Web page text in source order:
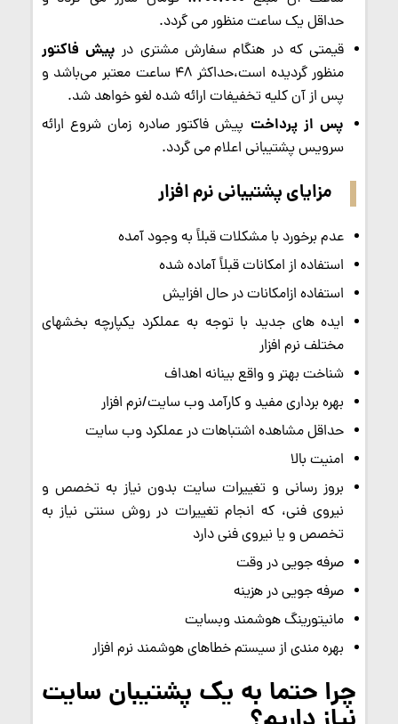
حداقل یک ساعت منظور می گردد.
قیمتی که در هنگام سفارش مشتری در پیش‌ فاکتور
منظور گردیده است،حداکثر 48 ساعت معتبر می‌باشد و
پس از آن کلیه تخفیفات ارائه شده لغو خواهد شد.
پس از پرداخت پیش فاکتور صادره زمان شروع ارائه
سرویس پشتیبانی اعلام می گردد.
مزایای پشتیبانی نرم افزار
عدم برخورد با مشكلات قبلاً به وجود آمده
استفاده از امكانات قبلاً آماده شده
استفاده ازامكانات در حال افزایش
ایده های جدید با توجه به عملكرد یكپارچه بخشهای
مختلف نرم افزار
شناخت بهتر و واقع بینانه اهداف
بهره برداری مفید و كارآمد وب سایت/نرم افزار
حداقل مشاهده اشتباهات در عملكرد وب سایت
امنیت بالا
بروز رسانی و تغییرات سایت بدون نیاز به تخصص و
نیروی فنی، كه انجام تغییرات در روش سنتی نیاز به
تخصص و یا نیروی فنی دارد
صرفه جویی در وقت
صرفه جویی در هزینه
مانیتورینگ هوشمند وبسایت
بهره مندی از سیستم خطاهای هوشمند نرم افزار
چرا حتما به یک پشتیبان سایت